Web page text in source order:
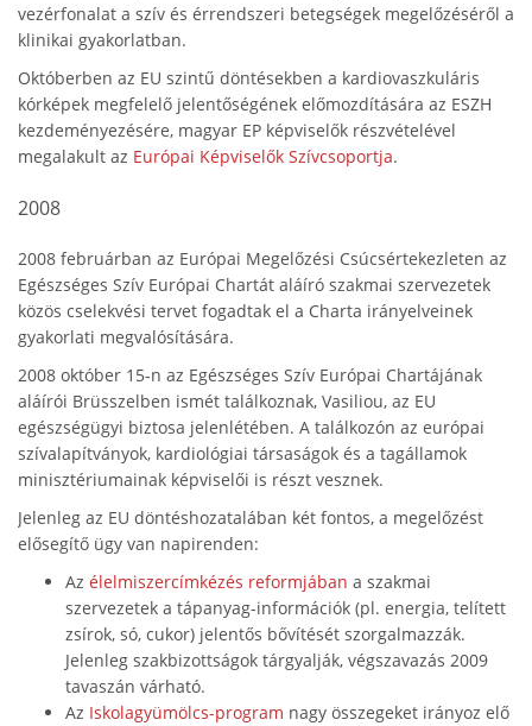
vezérfonalat a szív és érrendszeri betegségek megelőzéséről a
klinikai gyakorlatban.
Októberben az EU szintű döntésekben a kardiovaszkuláris
kórképek megfelelő jelentőségének előmozdítására az ESZH
kezdeményezésére, magyar EP képviselők részvételével
megalakult az Európai Képviselők Szívcsoportja.
2008
2008 februárban az Európai Megelőzési Csúcsértekezleten az
Egészséges Szív Európai Chartát aláíró szakmai szervezetek
közös cselekvési tervet fogadtak el a Charta irányelveinek
gyakorlati megvalósítására.
2008 október 15-n az Egészséges Szív Európai Chartájának
aláírói Brüsszelben ismét találkoznak, Vasiliou, az EU
egészségügyi biztosa jelenlétében. A találkozón az európai
szívalapítványok, kardiológiai társaságok és a tagállamok
minisztériumainak képviselői is részt vesznek.
Jelenleg az EU döntéshozatalában két fontos, a megelőzést
elősegítő ügy van napirenden:
Az élelmiszercímkézés reformjában a szakmai
szervezetek a tápanyag-információk (pl. energia, telített
zsírok, só, cukor) jelentős bővítését szorgalmazzák.
Jelenleg szakbizottságok tárgyalják, végszavazás 2009
tavaszán várható.
Az Iskolagyümölcs-program nagy összegeket irányoz elő